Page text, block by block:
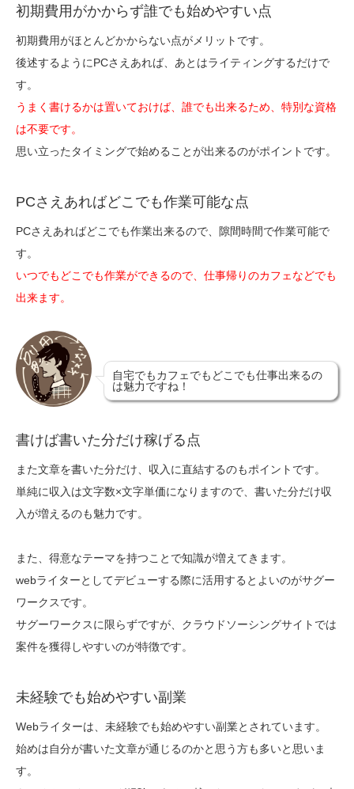
初期費用がかからず誰でも始めやすい点
初期費用がほとんどかからない点がメリットです。
後述するようにPCさえあれば、あとはライティングするだけで
す。
うまく書けるかは置いておけば、誰でも出来るため、特別な資格
は不要です。
思い立ったタイミングで始めることが出来るのがポイントです。
PCさえあればどこでも作業可能な点
PCさえあればどこでも作業出来るので、隙間時間で作業可能で
す。
いつでもどこでも作業ができるので、仕事帰りのカフェなどでも
出来ます。
自宅でもカフェでもどこでも仕事出来るの
は魅力ですね！
書けば書いた分だけ稼げる点
また文章を書いた分だけ、収入に直結するのもポイントです。
単純に収入は文字数×文字単価になりますので、書いた分だけ収
入が増えるのも魅力です。
また、得意なテーマを持つことで知識が増えてきます。
webライターとしてデビューする際に活用するとよいのがサグー
ワークスです。
サグーワークスに限らずですが、クラウドソーシングサイトでは
案件を獲得しやすいのが特徴です。
未経験でも始めやすい副業
Webライターは、未経験でも始めやすい副業とされています。
始めは自分が書いた文章が通じるのかと思う方も多いと思いま
す。